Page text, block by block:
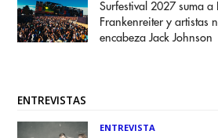
Surfestival 2027 suma a
Frankenreiter y artistas
encabeza Jack Johnson
ENTREVISTAS
ENTREVISTA